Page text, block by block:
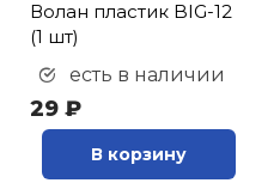
Волан пластик BIG-12
(1 шт)
есть в наличии
29 ₽
В корзину